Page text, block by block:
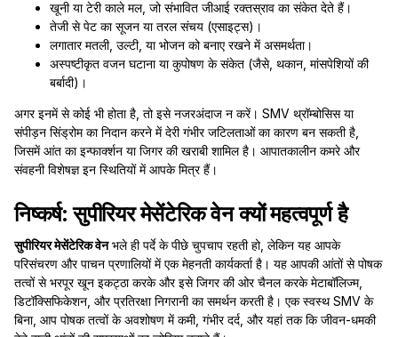
खूनी या टेरी काले मल, जो संभावित जीआई रक्तस्राव का संकेत देते हैं।
तेजी से पेट का सूजन या तरल संचय (एसाइट्स)।
लगातार मतली, उल्टी, या भोजन को बनाए रखने में असमर्थता।
अस्पष्टीकृत वजन घटाना या कुपोषण के संकेत (जैसे, थकान, मांसपेशियों की
बर्बादी)।
अगर इनमें से कोई भी होता है, तो इसे नजरअंदाज न करें। SMV थ्रॉम्बोसिस या
संपीड़न सिंड्रोम का निदान करने में देरी गंभीर जटिलताओं का कारण बन सकती है,
जिसमें आंत का इन्फार्क्शन या जिगर की खराबी शामिल है। आपातकालीन कमरे और
संवहनी विशेषज्ञ इन स्थितियों में आपके मित्र हैं।
निष्कर्ष: सुपीरियर मेसेंटेरिक वेन क्यों महत्वपूर्ण है
सुपीरियर मेसेंटेरिक वेनभले ही पर्दे के पीछे चुपचाप रहती हो, लेकिन यह आपके
परिसंचरण और पाचन प्रणालियों में एक मेहनती कार्यकर्ता है। यह आपकी आंतों से पोषक
तत्वों से भरपूर खून इकट्ठा करके और इसे जिगर की ओर चैनल करके मेटाबॉलिज्म,
डिटॉक्सिफिकेशन, और प्रतिरक्षा निगरानी का समर्थन करती है। एक स्वस्थ SMV के
बिना, आप पोषक तत्वों के अवशोषण में कमी, गंभीर दर्द, और यहां तक कि जीवन-धमकी